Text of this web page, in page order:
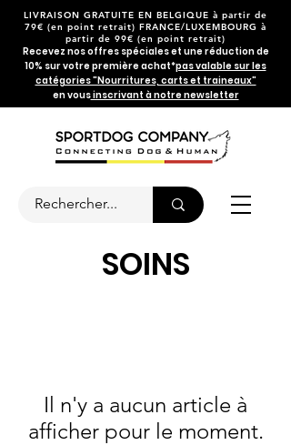
LIVRAISON GRATUITE EN BELGIQUE à partir de
79€ (en point retrait) FRANCE/LUXEMBOURG à
partir de 99€ (en point retrait)
Recevez nos offres spéciales et une réduction de
10% sur votre première achat*pas valable sur les
catégories "Nourritures, carts et traineaux"
en vousinscrivant à notre newsletter
SOINS
Il n'y a aucun article à
afficher pour le moment.